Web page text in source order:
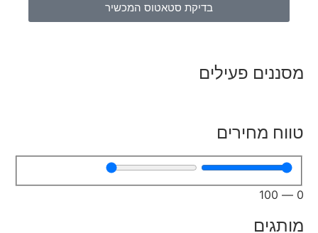
בדיקת סטאטוס המכשיר
מסננים פעילים
טווח מחירים
0
—
100
מותגים